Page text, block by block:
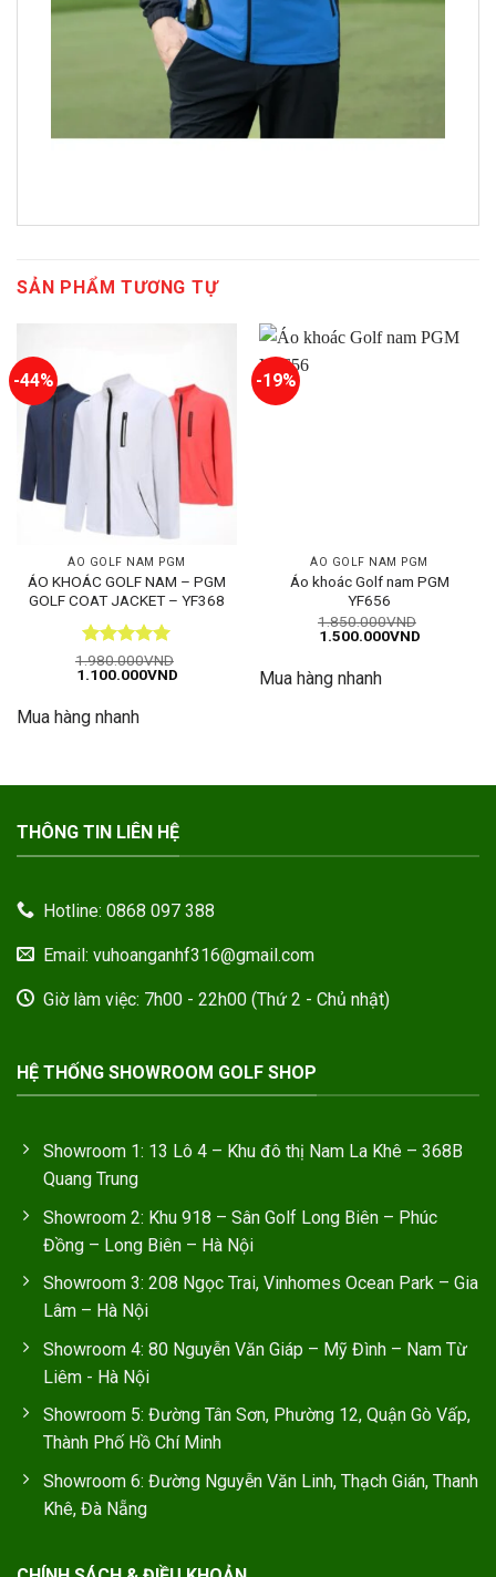
SẢN PHẨM TƯƠNG TỰ
-44%
ÁO GOLF NAM PGM
ÁO KHOÁC GOLF NAM – PGM
GOLF COAT JACKET – YF368
Được xếp
hạng55
1.980.000VND
Giá
1.980.000VND.
1.100.000VNDGiá
Mua hàng nhanh
-19%
ÁO GOLF NAM PGM
Áo khoác Golf nam PGM
YF656
1.850.000VND
Giá
1.850.000VND.
1.500.000VNDGiá
Mua hàng nhanh
THÔNG TIN LIÊN HỆ
Hotline: 0868 097 388
Email: vuhoanganhf316@gmail.com
Giờ làm việc: 7h00 - 22h00 (Thứ 2 - Chủ nhật)
HỆ THỐNG SHOWROOM GOLF SHOP
Showroom 1: 13 Lô 4 – Khu đô thị Nam La Khê – 368B
Quang Trung
Showroom 2: Khu 918 – Sân Golf Long Biên – Phúc
Đồng – Long Biên – Hà Nội
Showroom 3: 208 Ngọc Trai, Vinhomes Ocean Park – Gia
Lâm – Hà Nội
Showroom 4: 80 Nguyễn Văn Giáp – Mỹ Đình – Nam Từ
Liêm - Hà Nội
Showroom 5: Đường Tân Sơn, Phường 12, Quận Gò Vấp,
Thành Phố Hồ Chí Minh
Showroom 6: Đường Nguyễn Văn Linh, Thạch Gián, Thanh
Khê, Đà Nẵng